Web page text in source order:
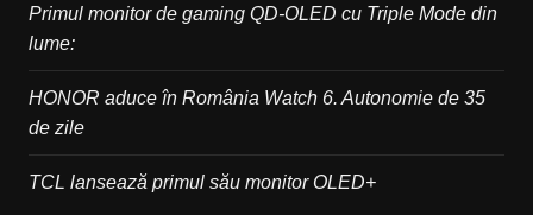
Primul monitor de gaming QD-OLED cu Triple Mode din
lume:
HONOR aduce în România Watch 6. Autonomie de 35
de zile
TCL lansează primul său monitor OLED+